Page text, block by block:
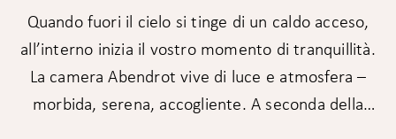
Quando fuori il cielo si tinge di un caldo acceso,
all’interno inizia il vostro momento di tranquillità.
La camera Abendrot vive di luce e atmosfera –
morbida, serena, accogliente. A seconda della